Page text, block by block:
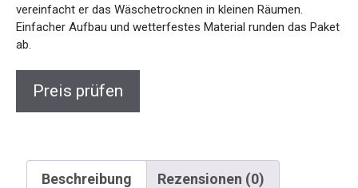
vereinfacht er das Wäschetrocknen in kleinen Räumen.
Einfacher Aufbau und wetterfestes Material runden das Paket
ab.
Preis prüfen
Beschreibung Rezensionen (0)